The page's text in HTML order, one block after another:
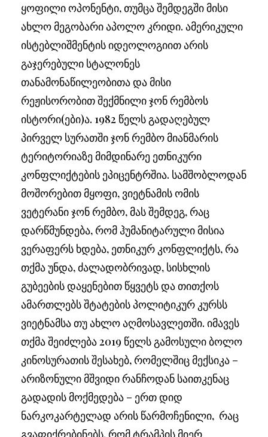
ყოფილი ოპონენტი, თუმცა შემდეგში მისი
ახლო მეგობარი აპოლო კრიდი. ამერიკული
ისტებლიშმენტის იდეოლოგიით არის
გაჯერებული სტალონეს
თანამონაწილეობითა და მისი
რეჟისორობით შექმნილი ჯონ რემბოს
ისტორი(ები)ა. 1982 წელს გადაღებულ
პირველ სურათში ჯონ რემბო მიანმარის
ტერიტორიაზე მიმდინარე ეთნიკური
კონფლიქტების ეპიცენტრშია. სამშობლოდან
მოშორებით მყოფი, ვიეტნამის ომის
ვეტერანი ჯონ რემბო, მას შემდეგ, რაც
დარწმუნდება, რომ ჰუმანიტარული მისია
ვერაფერს ხდება, ეთნიკურ კონფლიქტს, რა
თქმა უნდა, ძალადობრივად, სისხლის
გუბეების დაყენებით წყვეტს და თითქოს
ამართლებს შტატების პოლიტიკურ კურსს
ვიეტნამსა თუ ახლო აღმოსავლეთში. იმავეს
თქმა შეიძლება 2019 წელს გამოსული ბოლო
კინოსურათის შესახებ, რომელშიც მექსიკა –
არიზონული მშვიდი რანჩოდან საითკენაც
გადადის მოქმედება – ერთ დიდ
ნარკოკარტელად არის წარმოჩენილი, რაც